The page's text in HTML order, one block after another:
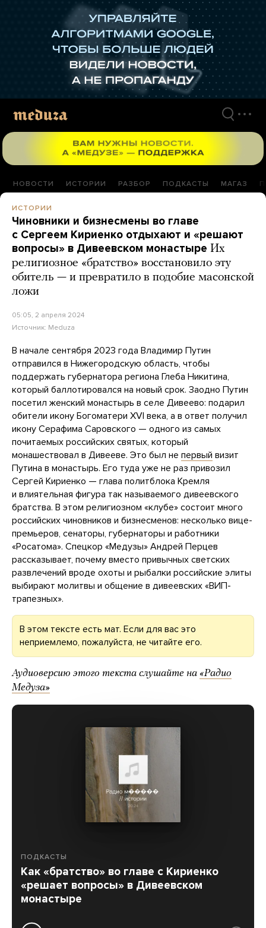
НОВОСТИ ИСТОРИИ РАЗБОР ПОДКАСТЫ МАГАЗ
ИСТОРИИ
Чиновники и бизнесмены во главе
с Сергеем Кириенко отдыхают и «решают
вопросы» в Дивеевском монастыре Их
религиозное «братство» восстановило эту
обитель — и превратило в подобие масонской
ложи
05:05, 2 апреля 2024
Источник: Meduza
В начале сентября 2023 года Владимир Путин
отправился в Нижегородскую область, чтобы
поддержать губернатора региона Глеба Никитина,
который баллотировался на новый срок. Заодно Путин
посетил женский монастырь в селе Дивеево: подарил
обители икону Богоматери XVI века, а в ответ получил
икону Серафима Саровского — одного из самых
почитаемых российских святых, который
монашествовал в Дивееве. Это был не первый визит
Путина в монастырь. Его туда уже не раз привозил
Сергей Кириенко — глава политблока Кремля
и влиятельная фигура так называемого дивеевского
братства. В этом религиозном «клубе» состоит много
российских чиновников и бизнесменов: несколько вице-
премьеров, сенаторы, губернаторы и работники
«Росатома». Спецкор «Медузы» Андрей Перцев
рассказывает, почему вместо привычных светских
развлечений вроде охоты и рыбалки российские элиты
выбирают молитвы и общение в дивеевских «ВИП-
трапезных».
В этом тексте есть мат. Если для вас это
неприемлемо, пожалуйста, не читайте его.
Аудиоверсию этого текста слушайте на «Радио
Медуза»
ПОДКАСТЫ
Как «братство» во главе с Кириенко
«решает вопросы» в Дивеевском
монастыре